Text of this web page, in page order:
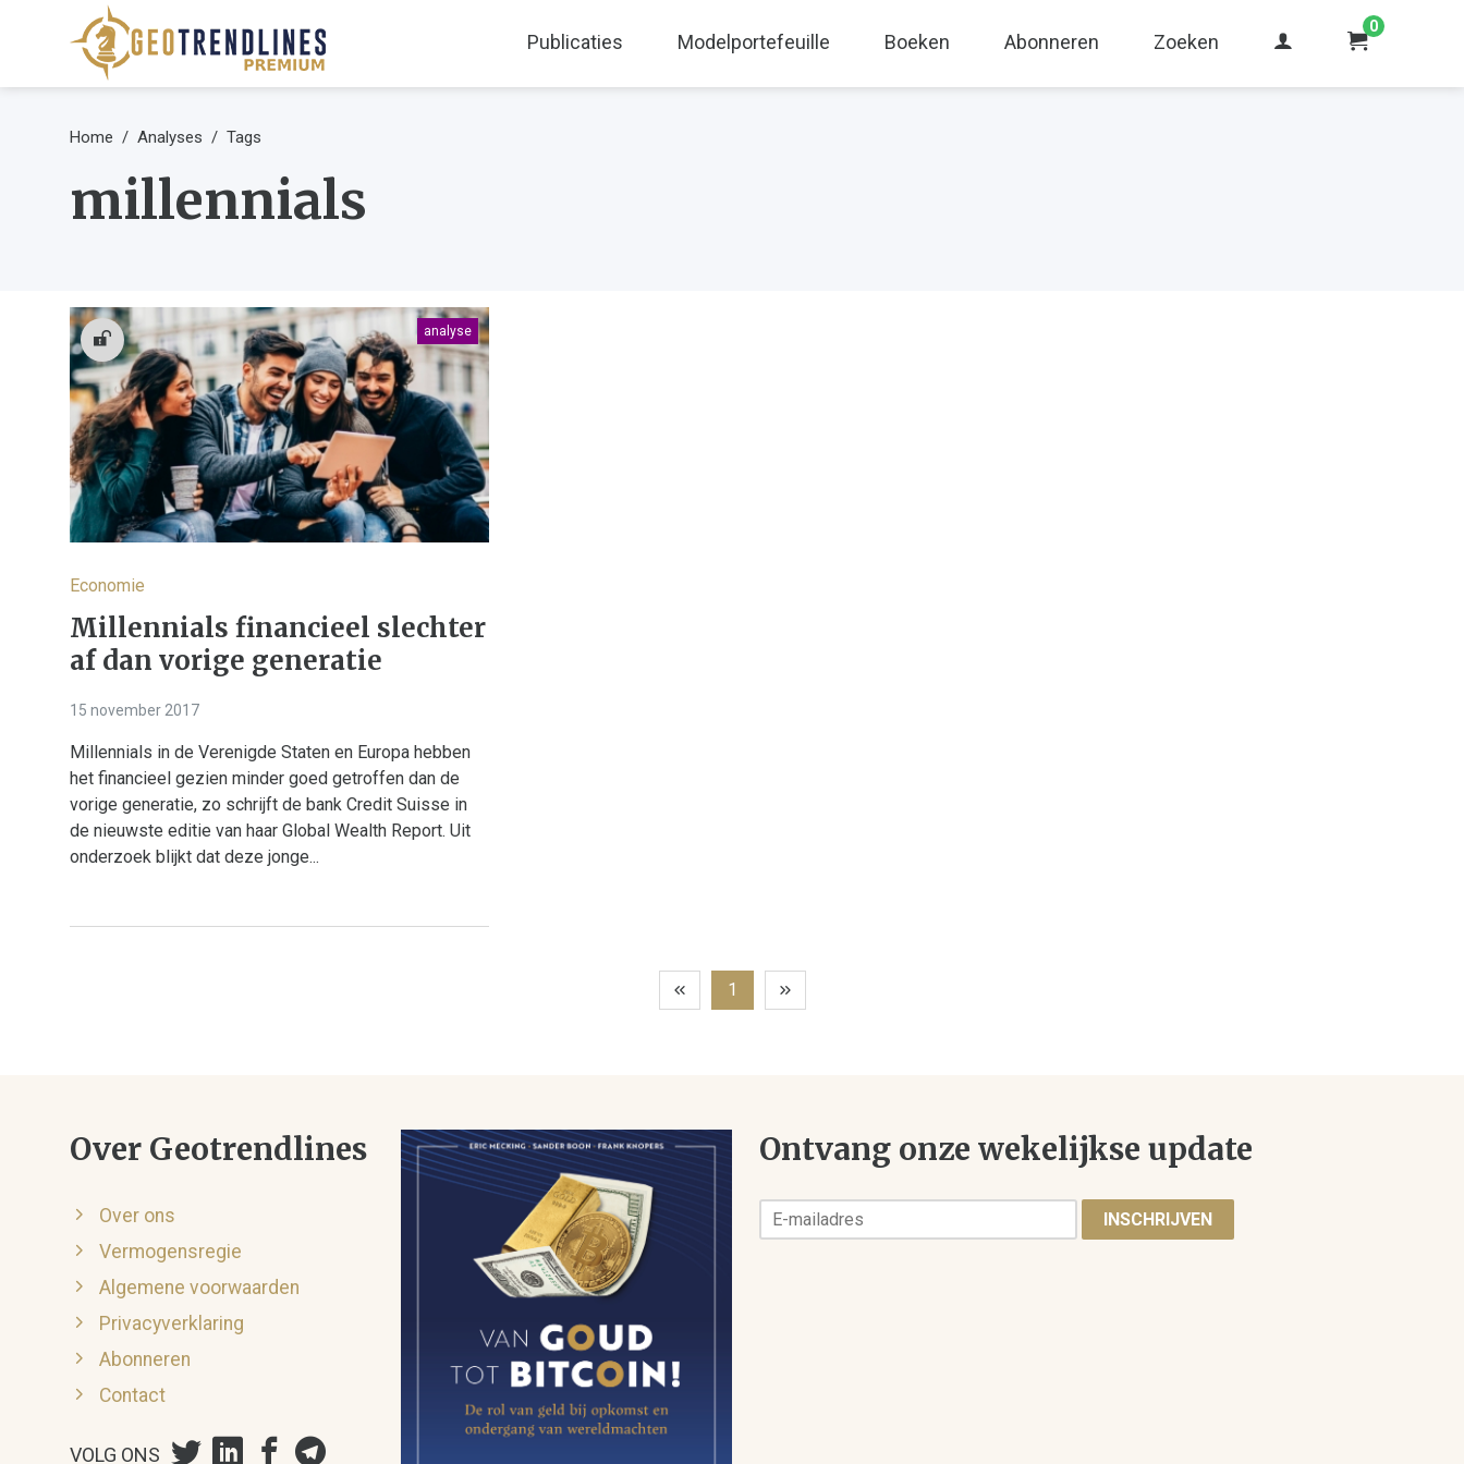
Publicaties Modelportefeuille Boeken Abonneren Zoeken
0
Home Analyses Tags
millennials
analyse
Economie
Millennials financieel slechter
af dan vorige generatie
15 november 2017
Millennials in de Verenigde Staten en Europa hebben
het financieel gezien minder goed getroffen dan de
vorige generatie, zo schrijft de bank Credit Suisse in
de nieuwste editie van haar Global Wealth Report. Uit
onderzoek blijkt dat deze jonge...
1
Over Geotrendlines
Over ons
Vermogensregie
Algemene voorwaarden
Privacyverklaring
Abonneren
Contact
VOLG ONS
Ontvang onze wekelijkse update
INSCHRIJVEN